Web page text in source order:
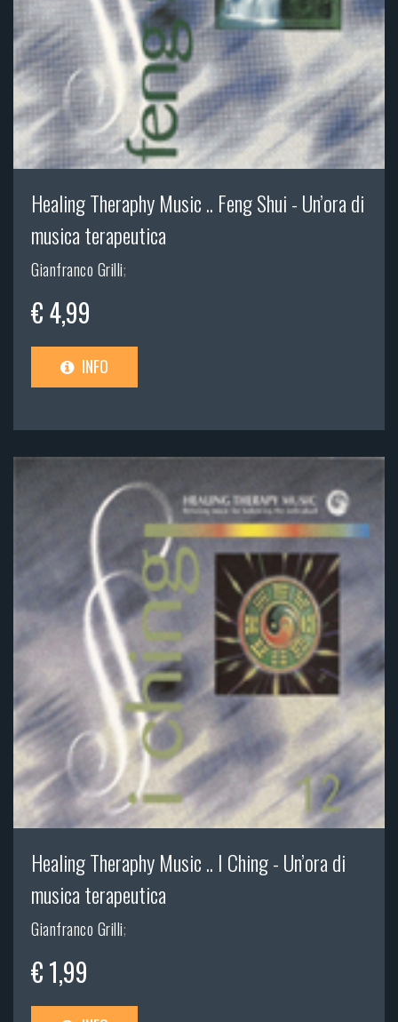
Healing Theraphy Music .. Feng Shui - Un’ora di
musica terapeutica
Gianfranco Grilli;
€ 4,99
INFO
Healing Theraphy Music .. I Ching - Un’ora di
musica terapeutica
Gianfranco Grilli;
€ 1,99